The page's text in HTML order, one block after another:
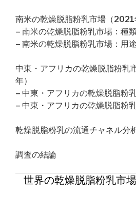
南米の乾燥脱脂粉乳市場（2021
– 南米の乾燥脱脂粉乳市場：種
– 南米の乾燥脱脂粉乳市場：用
中東・アフリカの乾燥脱脂粉
年）
– 中東・アフリカの乾燥脱脂粉
– 中東・アフリカの乾燥脱脂粉
乾燥脱脂粉乳の流通チャネル分
調査の結論
世界の乾燥脱脂粉乳市